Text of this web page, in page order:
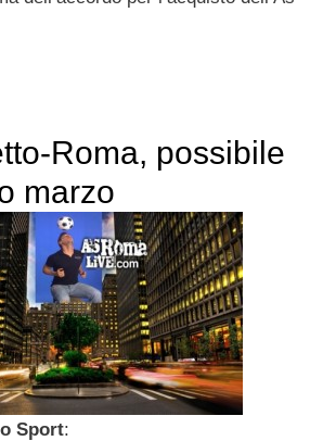
Roma, possibile
marzo
Sport: